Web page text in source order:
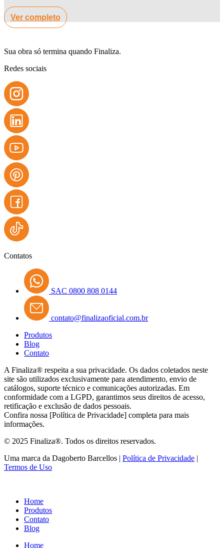
Ver completo
Sua obra só termina quando Finaliza.
Redes sociais
Contatos
SAC 0800 808 0144
contato@finalizaoficial.com.br
Produtos
Blog
Contato
A Finaliza® respeita a sua privacidade. Os dados coletados neste
site são utilizados exclusivamente para atendimento, envio de
catálogos, suporte técnico e comunicações autorizadas. Em
conformidade com a LGPD, garantimos seus direitos de acesso,
retificação e exclusão de dados pessoais.
Confira nossa [Política de Privacidade] completa para mais
informações.
© 2025 Finaliza®. Todos os direitos reservados.
Uma marca da Dagoberto Barcellos | Política de Privacidade |
Termos de Uso
Home
Produtos
Contato
Blog
Home